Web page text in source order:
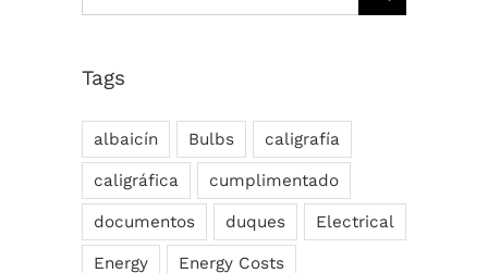
Tags
albaicín Bulbs caligrafía
caligráfica cumplimentado
documentos duques Electrical
Energy Energy Costs